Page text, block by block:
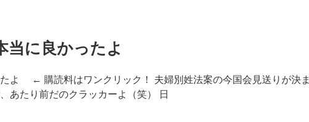
当に良かったよ
よ ← 購読料はワンクリック！ 夫婦別姓法案の今国会見送りが決ま
あたり前だのクラッカーよ（笑） 日